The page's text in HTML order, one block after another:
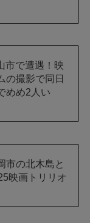
市で遭遇！映
の撮影で同日
めめ2人い
市の北木島と
映画トリリオ